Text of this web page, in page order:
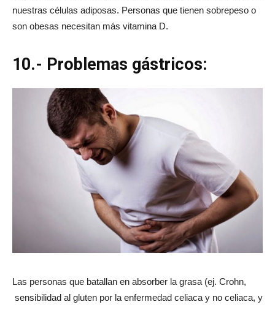
nuestras células adiposas. Personas que tienen sobrepeso o
son obesas necesitan más vitamina D.
10.- Problemas gástricos:
Las personas que batallan en absorber la grasa (ej. Crohn,
sensibilidad al gluten por la enfermedad celiaca y no celiaca, y